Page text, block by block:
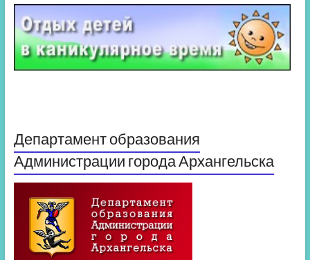
Департамент образования
Администрации города Архангельска